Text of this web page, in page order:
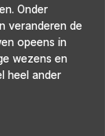
Onder
veranderen de
opeens in
wezens en
heel ander